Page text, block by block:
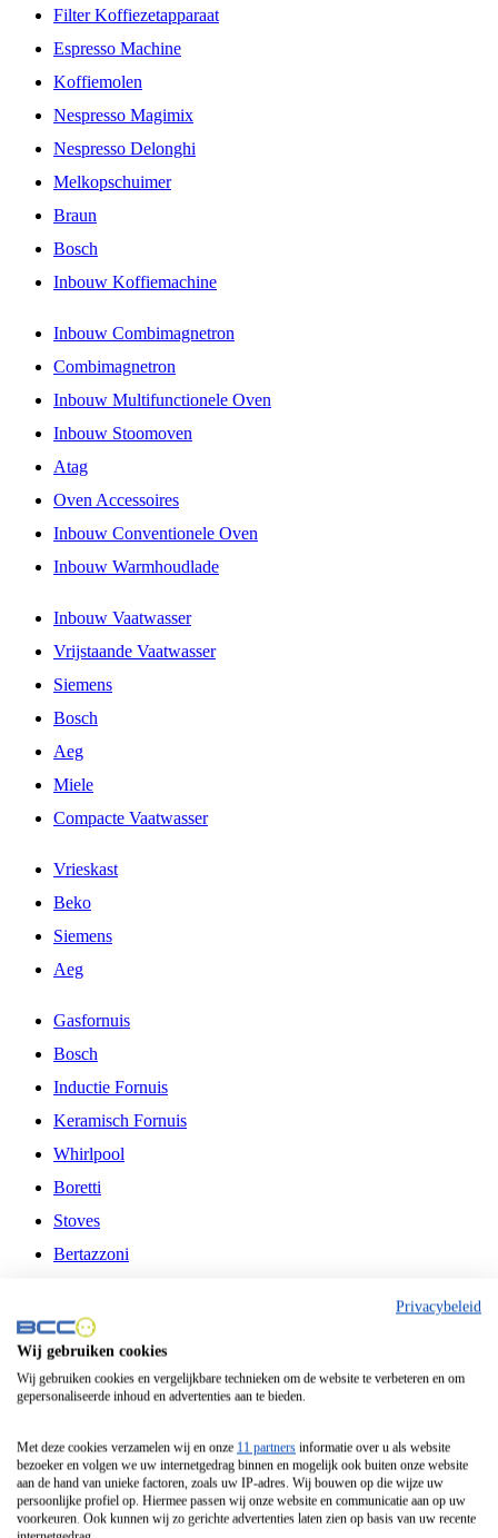
Filter Koffiezetapparaat
Espresso Machine
Koffiemolen
Nespresso Magimix
Nespresso Delonghi
Melkopschuimer
Braun
Bosch
Inbouw Koffiemachine
Inbouw Combimagnetron
Combimagnetron
Inbouw Multifunctionele Oven
Inbouw Stoomoven
Atag
Oven Accessoires
Inbouw Conventionele Oven
Inbouw Warmhoudlade
Inbouw Vaatwasser
Vrijstaande Vaatwasser
Siemens
Bosch
Aeg
Miele
Compacte Vaatwasser
Vrieskast
Beko
Siemens
Aeg
Gasfornuis
Bosch
Inductie Fornuis
Keramisch Fornuis
Whirlpool
Boretti
Stoves
Bertazzoni
Fitelli
Airfryer
Frituurpan
Contactgrill
Broodbakmachine
Broodrooster
Privacybeleid
Wij gebruiken cookies
Wij gebruiken cookies en vergelijkbare technieken om de website te verbeteren en om
gepersonaliseerde inhoud en advertenties aan te bieden.
Met deze cookies verzamelen wij en onze 11 partners informatie over u als website
bezoeker en volgen we uw internetgedrag binnen en mogelijk ook buiten onze website
aan de hand van unieke factoren, zoals uw IP-adres. Wij bouwen op die wijze uw
persoonlijke profiel op. Hiermee passen wij onze website en communicatie aan op uw
voorkeuren. Ook kunnen wij zo gerichte advertenties laten zien op basis van uw recente